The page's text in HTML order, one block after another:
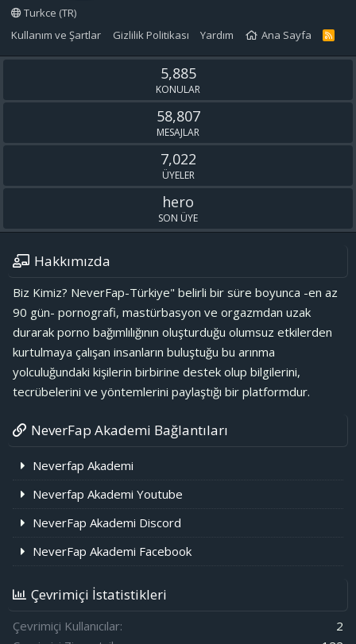
Turkce (TR)
Kullanım ve Şartlar
Gizlilik Politikası Yardım Ana Sayfa
R
S
5,885
KONULAR
58,807
MESAJLAR
7,022
ÜYELER
hero
SON ÜYE
Hakkımızda
Biz Kimiz? NeverFap-Türkiye" belirli bir süre boyunca -en az
90 gün- pornografi, mastürbasyon ve orgazmdan uzak
durarak porno bağımlılığının oluşturduğu olumsuz etkilerden
kurtulmaya çalışan insanların buluştuğu bu arınma
yolculuğundaki kişilerin birbirine destek olup bilgilerini,
tecrübelerini ve yöntemlerini paylaştığı bir platformdur.
NeverFap Akademi Bağlantıları
Neverfap Akademi
Neverfap Akademi Youtube
NeverFap Akademi Discord
NeverFap Akademi Facebook
Çevrimiçi İstatistikleri
Çevrimiçi Kullanıcılar
2